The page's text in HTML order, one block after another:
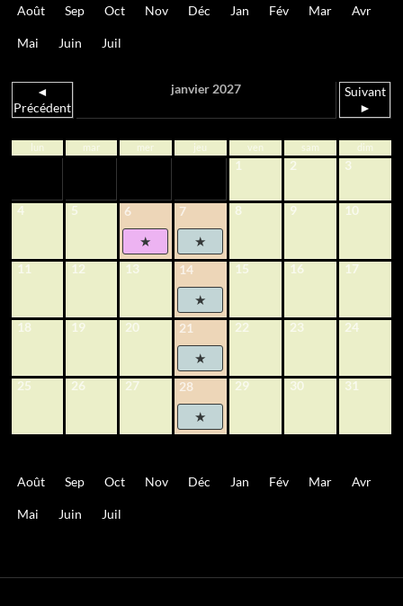
Août Sep Oct Nov Déc Jan Fév Mar Avr
Mai Juin Juil
◄
Précédent
janvier 2027
Suivant
►
lun mar mer jeu ven sam dim
1 2 3
4 5 6 7 8 9 10
11 12 13 14 15 16 17
18 19 20 21 22 23 24
25 26 27 28 29 30 31
Août Sep Oct Nov Déc Jan Fév Mar Avr
Mai Juin Juil